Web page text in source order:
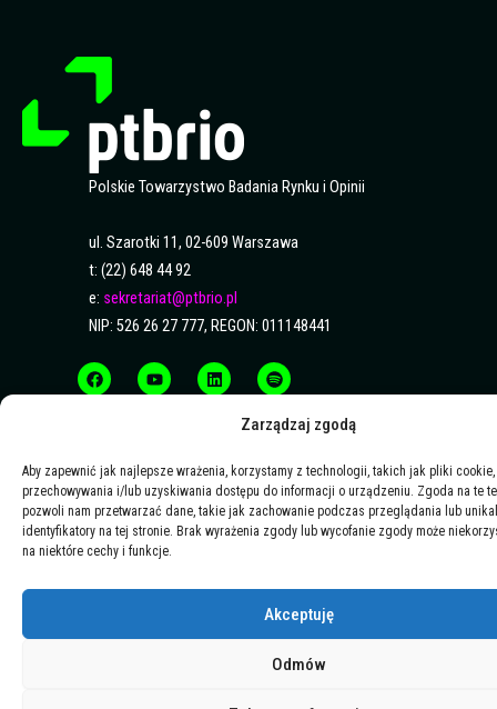
Zarządzaj zgodą
Aby zapewnić jak najlepsze wrażenia, korzystamy z technologii, takich jak pliki
przechowywania i/lub uzyskiwania dostępu do informacji o urządzeniu. Zgoda na te
pozwoli nam przetwarzać dane, takie jak zachowanie podczas przeglądania lub
identyfikatory na tej stronie. Brak wyrażenia zgody lub wycofanie zgody może
na niektóre cechy i funkcje.
Akceptuję
Odmów
Polskie Towarzystwo Badania Rynku i Opinii
ul. Szarotki 11, 02-609 Warszawa
t: (22) 648 44 92
e: sekretariat@ptbrio.pl
NIP: 526 26 27 777, REGON: 011148441
a
c
e
k
o
u
t
i
n
k
n
p
o
t
f